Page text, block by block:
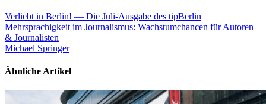
Verliebt in Berlin! — Die Juli-Ausgabe des tipBerlin
Mehrsprachigkeit im Journalismus: Wachstumchancen für Autoren
& Journalisten
Michael Springer
Ähnliche Artikel